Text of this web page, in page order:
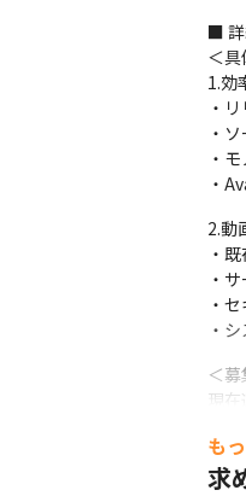
■
＜
1.効
・
・
・
・
2.動
・
・
・
・
＜
現
切
今
も
求